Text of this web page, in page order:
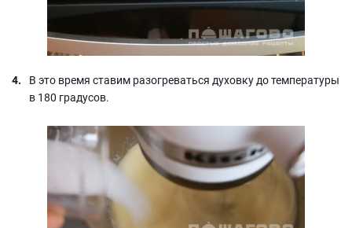
В это время ставим разогреваться духовку до температуры
в 180 градусов.